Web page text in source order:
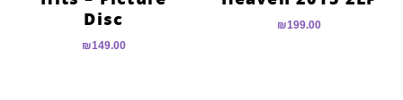
₪199.00
Disc
₪149.00